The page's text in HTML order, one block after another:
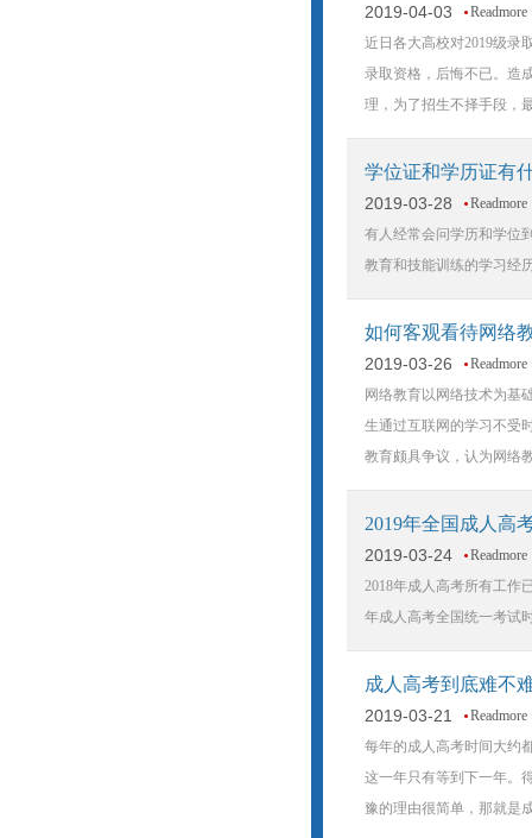
2019-04-03
Readmore
近日各大高校对2019级录
录取资格，后悔不已。造
理，为了招生不择手段，
学位证和学历证有
2019-03-28
Readmore
有人经常会问学历和学位
教育和技能训练的学习经
如何客观看待网络
2019-03-26
Readmore
网络教育以网络技术为基
生通过互联网的学习不受
教育颇具争议，认为网络
2019年全国成人高
2019-03-24
Readmore
2018年成人高考所有工作
年成人高考全国统一考试
成人高考到底难不
2019-03-21
Readmore
每年的成人高考时间大约
这一年只有等到下一年。
豫的理由很简单，那就是